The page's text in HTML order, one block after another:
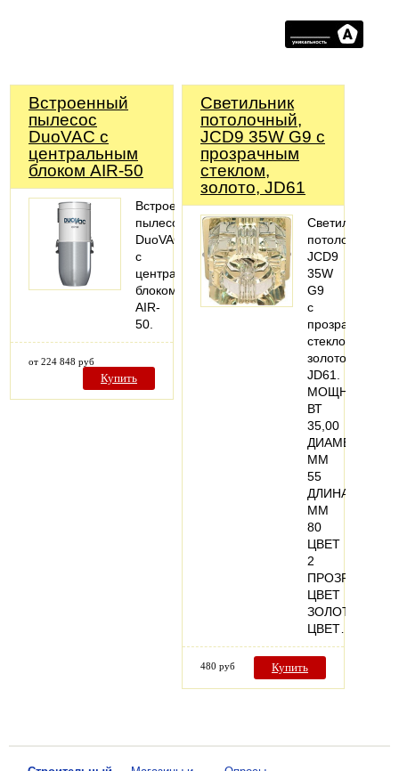
Встроенный
пылесос
DuoVAC с
центральным
блоком AIR-50
Встроенный
пылесос
DuoVAC
с
центральным
блоком
AIR-
50.
от 224 848 руб
Купить
Светильник
потолочный,
JCD9 35W G9 с
прозрачным
стеклом,
золото, JD61
Светильник
потолочный:
JCD9
35W
G9
с
прозрачным
стеклом,
золото,
JD61.
МОЩНОСТЬ,
ВТ
35,00
ДИАМЕТР,
ММ
55
ДЛИНА,
ММ
80
ЦВЕТ
2
ПРОЗРАЧНЫЙ
ЦВЕТ
ЗОЛОТО
ЦВЕТ…
480 руб Купить